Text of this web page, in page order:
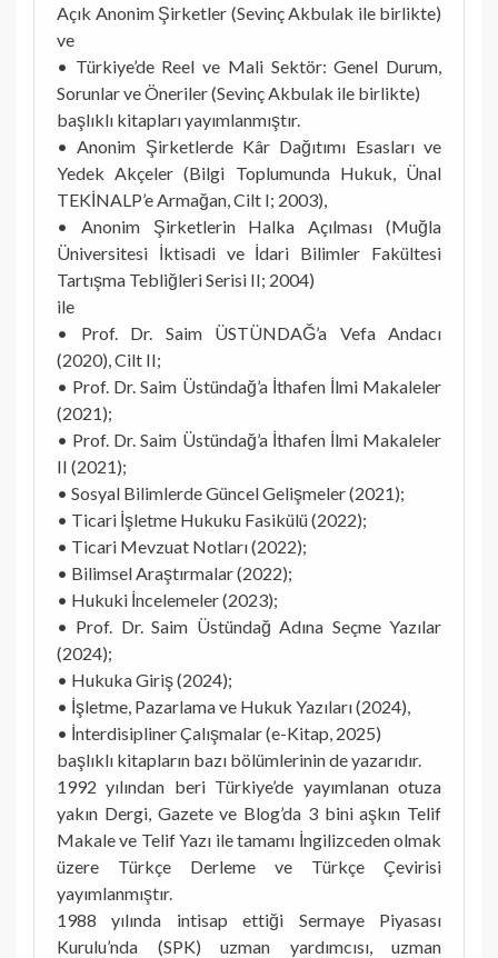
Açık Anonim Şirketler (Sevinç Akbulak ile birlikte)
ve
• Türkiye’de Reel ve Mali Sektör: Genel Durum,
Sorunlar ve Öneriler (Sevinç Akbulak ile birlikte)
başlıklı kitapları yayımlanmıştır.
• Anonim Şirketlerde Kâr Dağıtımı Esasları ve
Yedek Akçeler (Bilgi Toplumunda Hukuk, Ünal
TEKİNALP’e Armağan, Cilt I; 2003),
• Anonim Şirketlerin Halka Açılması (Muğla
Üniversitesi İktisadi ve İdari Bilimler Fakültesi
Tartışma Tebliğleri Serisi II; 2004)
ile
• Prof. Dr. Saim ÜSTÜNDAĞ’a Vefa Andacı
(2020), Cilt II;
• Prof. Dr. Saim Üstündağ’a İthafen İlmi Makaleler
(2021);
• Prof. Dr. Saim Üstündağ’a İthafen İlmi Makaleler
II (2021);
• Sosyal Bilimlerde Güncel Gelişmeler (2021);
• Ticari İşletme Hukuku Fasikülü (2022);
• Ticari Mevzuat Notları (2022);
• Bilimsel Araştırmalar (2022);
• Hukuki İncelemeler (2023);
• Prof. Dr. Saim Üstündağ Adına Seçme Yazılar
(2024);
• Hukuka Giriş (2024);
• İşletme, Pazarlama ve Hukuk Yazıları (2024),
• İnterdisipliner Çalışmalar (e-Kitap, 2025)
başlıklı kitapların bazı bölümlerinin de yazarıdır.
1992 yılından beri Türkiye’de yayımlanan otuza
yakın Dergi, Gazete ve Blog’da 3 bini aşkın Telif
Makale ve Telif Yazı ile tamamı İngilizceden olmak
üzere Türkçe Derleme ve Türkçe Çevirisi
yayımlanmıştır.
1988 yılında intisap ettiği Sermaye Piyasası
Kurulu’nda (SPK) uzman yardımcısı, uzman